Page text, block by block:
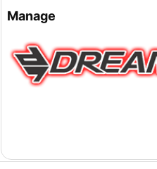
Manage